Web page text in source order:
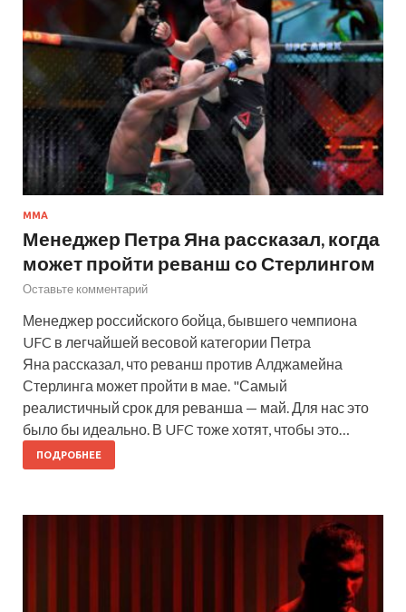
MMA
Менеджер Петра Яна рассказал, когда
может пройти реванш со Стерлингом
Оставьте комментарий
Менеджер российского бойца, бывшего чемпиона
UFC в легчайшей весовой категории Петра
Яна рассказал, что реванш против Алджамейна
Стерлинга может пройти в мае. "Самый
реалистичный срок для реванша — май. Для нас это
было бы идеально. В UFC тоже хотят, чтобы это…
ПОДРОБНЕЕ